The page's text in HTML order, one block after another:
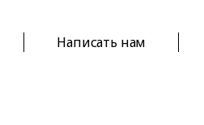
Написать нам